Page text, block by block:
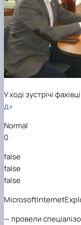
У ході зустрічі
д»
Normal
0
false
false
false
— провели